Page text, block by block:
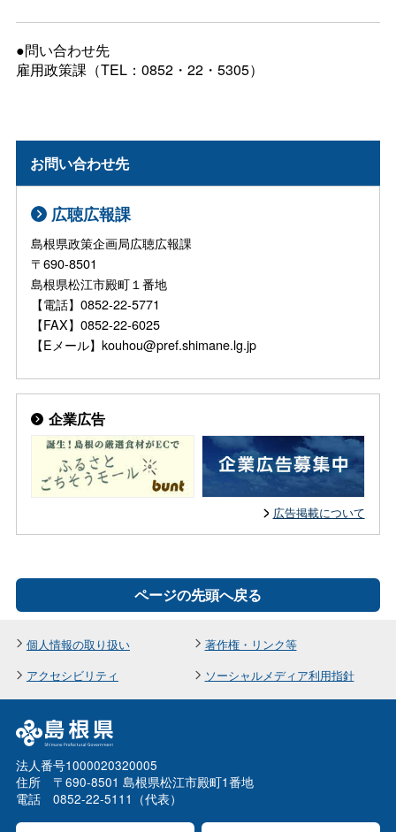
●問い合わせ先
雇用政策課（TEL：0852・22・5305）
お問い合わせ先
広聴広報課
島根県政策企画局広聴広報課
〒690-8501
島根県松江市殿町１番地
【電話】0852-22-5771
【FAX】0852-22-6025
【Eメール】kouhou@pref.shimane.lg.jp
企業広告
広告掲載について
ページの先頭へ戻る
個人情報の取り扱い
著作権・リンク等
アクセシビリティ
ソーシャルメディア利用指針
法人番号1000020320005
住所 〒690-8501 島根県松江市殿町1番地
電話 0852-22-5111（代表）